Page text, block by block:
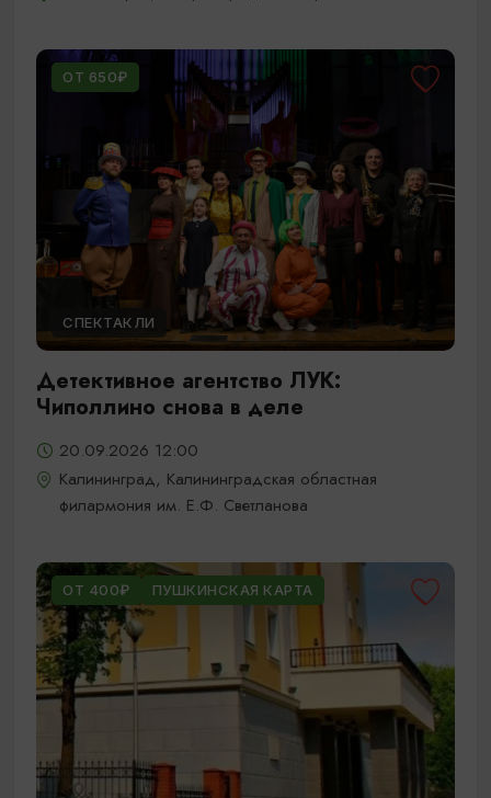
ОТ 650₽
СПЕКТАКЛИ
Детективное агентство ЛУК:
Чиполлино снова в деле
20.09.2026 12:00
Калининград, Калининградская областная
филармония им. Е.Ф. Светланова
ОТ 400₽ ПУШКИНСКАЯ КАРТА